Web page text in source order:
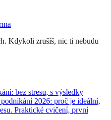
Kdykoli zrušíš, nic ti nebudu
bez stresu, s výsledky
2026: proč je ideální,
Praktické cvičení, první